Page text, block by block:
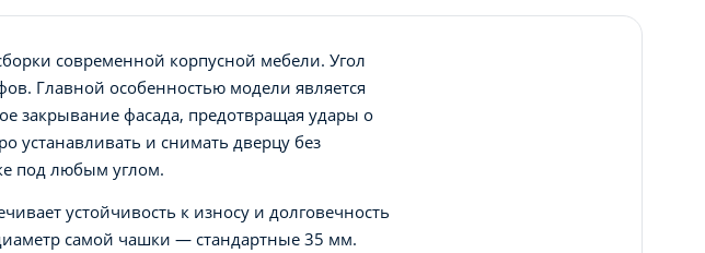
современной корпусной мебели. Угол
Главной особенностью модели является
закрывание фасада, предотвращая удары о
устанавливать и снимать дверцу без
под любым углом.
устойчивость к износу и долговечность
самой чашки — стандартные 35 мм.